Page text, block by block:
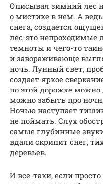
Описывая зимний лес
о мистике в нем. А
снега, создается
лес-это непроходимые
темноты и чего-то
и завораживающе
ночь. Лунный свет,
создает яркое
по этой дорожке
можно забыть про
Ночью наступает
не поймать. Слух
самые глубинные
вдали скрипит снег,
деревьев.
И все-таки, если